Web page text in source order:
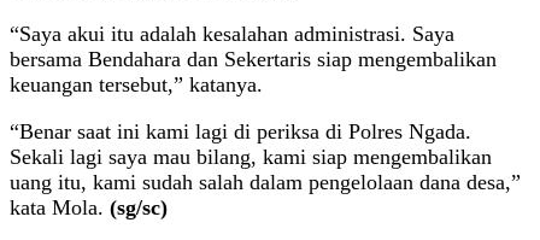
“Saya akui itu adalah kesalahan administrasi. Saya
bersama Bendahara dan Sekertaris siap mengembalikan
keuangan tersebut,” katanya.
“Benar saat ini kami lagi di periksa di Polres Ngada.
Sekali lagi saya mau bilang, kami siap mengembalikan
uang itu, kami sudah salah dalam pengelolaan dana desa,”
kata Mola. (sg/sc)